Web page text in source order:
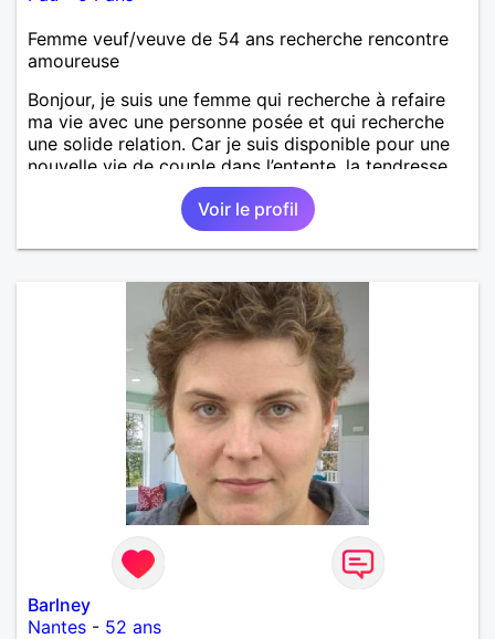
Femme veuf/veuve de 54 ans recherche rencontre
amoureuse
Bonjour, je suis une femme qui recherche à refaire
ma vie avec une personne posée et qui recherche
une solide relation. Car je suis disponible pour une
nouvelle vie de couple dans l’entente, la tendresse,
l’amour, l’harmonie la complicité. Le respect et enfin
Voir le profil
Barlney
Nantes - 52 ans